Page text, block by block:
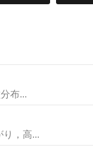
布...
，高...